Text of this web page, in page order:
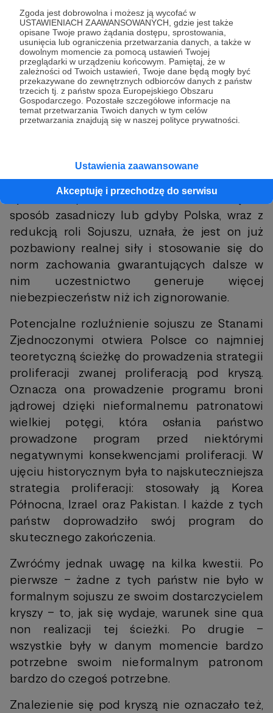
Zgoda jest dobrowolna i możesz ją wycofać w
USTAWIENIACH ZAAWANSOWANYCH, gdzie jest także
opisane Twoje prawo żądania dostępu, sprostowania,
usunięcia lub ograniczenia przetwarzania danych, a także w
dowolnym momencie za pomocą ustawień Twojej
przeglądarki w urządzeniu końcowym. Pamiętaj, że w
zależności od Twoich ustawień, Twoje dane będą mogły być
przekazywane do zewnętrznych odbiorców danych z państw
trzecich tj. z państw spoza Europejskiego Obszaru
Gospodarczego. Pozostałe szczegółowe informacje na
temat przetwarzania Twoich danych w tym celów
przetwarzania znajdują się w naszej polityce prywatności.
Ustawienia zaawansowane
Akceptuję i przechodzę do serwisu
brak gotowości USA do zaakceptowania
niebezpieczeństw związanych z
wypełnieniem zobowiązań sojuszniczych.
Natomiast gdyby Amerykanie wyrazili
zaniepokojenie, ale jednocześnie wykonali
realne kroki i adekwatnie zaadresowali obawy
Polaków, wówczas można byłoby z większym
zaufaniem patrzyć na oferowane przez nich
Sytuacja uległaby znaczącej redefinicji
dopiero w momencie, gdyby rola Stanów
Zjednoczonych w NATO zmieniła się w
sposób zasadniczy lub gdyby Polska, wraz z
redukcją roli Sojuszu, uznała, że jest on już
pozbawiony realnej siły i stosowanie się do
norm zachowania gwarantujących dalsze w
nim uczestnictwo generuje więcej
niebezpieczeństw niż ich zignorowanie.
Potencjalne rozluźnienie sojuszu ze Stanami
Zjednoczonymi otwiera Polsce co najmniej
teoretyczną ścieżkę do prowadzenia strategii
proliferacji zwanej proliferacją pod kryszą.
Oznacza ona prowadzenie programu broni
jądrowej dzięki nieformalnemu patronatowi
wielkiej potęgi, która osłania państwo
prowadzone program przed niektórymi
negatywnymi konsekwencjami proliferacji. W
ujęciu historycznym była to najskuteczniejsza
strategia proliferacji: stosowały ją Korea
Północna, Izrael oraz Pakistan. I każde z tych
państw doprowadziło swój program do
skutecznego zakończenia.
Zwróćmy jednak uwagę na kilka kwestii. Po
pierwsze – żadne z tych państw nie było w
formalnym sojuszu ze swoim dostarczycielem
kryszy – to, jak się wydaje, warunek sine qua
non realizacji tej ścieżki. Po drugie –
wszystkie były w danym momencie bardzo
potrzebne swoim nieformalnym patronom
bardzo do czegoś potrzebne.
Znalezienie się pod kryszą nie oznaczało też,